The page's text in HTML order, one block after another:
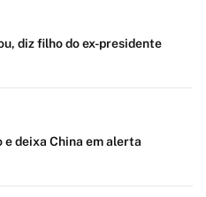
diz filho do ex-presidente
e deixa China em alerta